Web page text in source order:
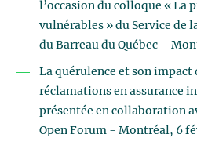
l’occasion du colloque « La
vulnérables » du Service de
du Barreau du Québec –
La quérulence et son impact
réclamations en assurance
présentée en collaboration
Open Forum - Montréal, 6